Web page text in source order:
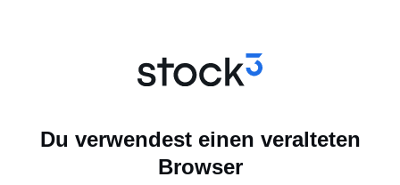
Du verwendest einen veralteten
Browser